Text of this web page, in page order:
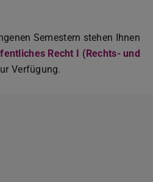
Semestern stehen Ihnen
Recht I (Rechts- und
Verfügung.